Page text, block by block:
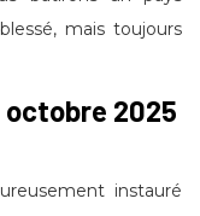
mais toujours
2025
instauré